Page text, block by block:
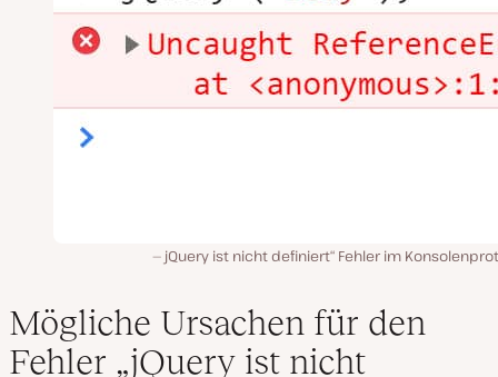
jQuery ist nicht definiert“ Fehler im
Mögliche Ursachen für den
Fehler „jQuery ist nicht